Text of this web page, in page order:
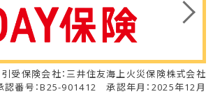
引受保険会社：三井住友海上火災保険株式会社
認番号：B25-901412 承認年月：2025年12月